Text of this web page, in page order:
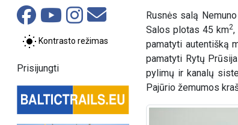
Kontrasto režimas
Prisijungti
Rusnės salą
Salos plotas 45 km2,
pamatyti autentišką
pamatyti Rytų
pylimų ir kanalų
Pajūrio žemumos